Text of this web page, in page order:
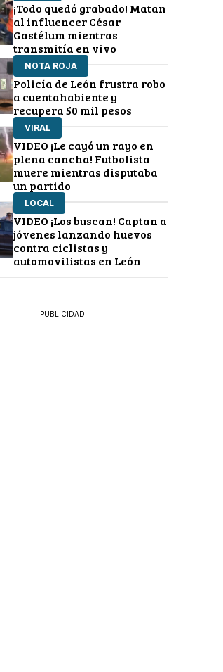
¡Todo quedó grabado! Matan
al influencer César
Gastélum mientras
transmitía en vivo
NOTA ROJA
Policía de León frustra robo
a cuentahabiente y
recupera 50 mil pesos
VIRAL
VIDEO ¡Le cayó un rayo en
plena cancha! Futbolista
muere mientras disputaba
un partido
LOCAL
VIDEO ¡Los buscan! Captan a
jóvenes lanzando huevos
contra ciclistas y
automovilistas en León
PUBLICIDAD